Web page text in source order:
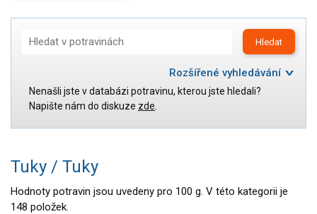
Tuky
Obiloviny, mouka, cereální výrobky
Chléb, pečivo, křehké chleby, pufované výrobky
Přílohy
Ovoce
Zelenina
Sladkosti, slané výrobky
Hledat
Rozšířené vyhledávání
Kategorie:
Maso, drůbež, ryby, uzeniny
Tuky
Nenašli jste v databázi potravinu, kterou jste hledali?
Napište nám do diskuze zde.
Tuky / Tuky
Hodnoty potravin jsou uvedeny pro 100 g. V této kategorii je
148 položek.